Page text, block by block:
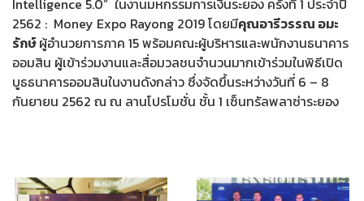
2562 : Money Expo Rayong 2019 โดยมีคุณอารีวรรณ อมะ
รักษ์ผู้อำนวยการภาค 15 พร้อมคณะผู้บริหารและพนักงานธนาคาร
ออมสิน ผู้เข้าร่วมงานและสื่อมวลชนจำนวนมากเข้าร่วมในพิธีเปิด
บูธธนาคารออมสินในงานดังกล่าว ซึ่งจัดขึ้นระหว่างวันที่ 6 – 8
กันยายน 2562 ณ ณ ลานโปรโมชั่น ชั้น 1 เซ็นทรัลพลาซ่าระยอง